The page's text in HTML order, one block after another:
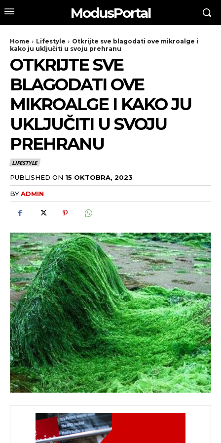
ModusPortal
Home Lifestyle
Otkrijte sve blagodati ove mikroalge i
kako ju uključiti u svoju prehranu
OTKRIJTE SVE
BLAGODATI OVE
MIKROALGE I KAKO JU
UKLJUČITI U SVOJU
PREHRANU
LIFESTYLE
PUBLISHED ON 15 OKTOBRA, 2023
BYADMIN